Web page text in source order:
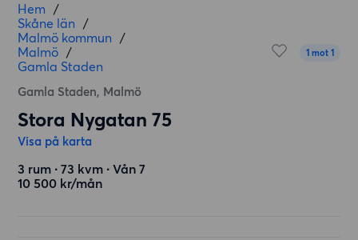
Hem /
Skåne län /
Malmö kommun /
Malmö /
Gamla Staden
Gamla Staden, Malmö
1 mot 1
Stora Nygatan 75
Visa på karta
3 rum ∙ 73 kvm ∙ Vån 7
10 500 kr/mån